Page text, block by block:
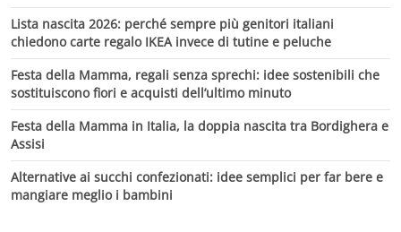
Lista nascita 2026: perché sempre più genitori italiani
chiedono carte regalo IKEA invece di tutine e peluche
Festa della Mamma, regali senza sprechi: idee sostenibili che
sostituiscono fiori e acquisti dell’ultimo minuto
Festa della Mamma in Italia, la doppia nascita tra Bordighera e
Assisi
Alternative ai succhi confezionati: idee semplici per far bere e
mangiare meglio i bambini